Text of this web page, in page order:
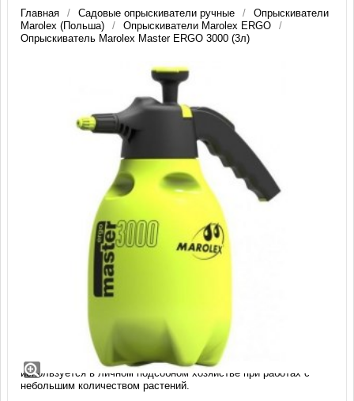
Главная Садовые опрыскиватели ручные
Опрыскиватели
Marolex (Польша)
Опрыскиватели Marolex ERGO
Опрыскиватель Marolex Master ERGO 3000 (3л)
3000 (3л)
Ручной помповый опрыскиватель"Master ergo 3D Flex 3000"
используется в личном подсобном хозяйстве при работах с
небольшим количеством растений.